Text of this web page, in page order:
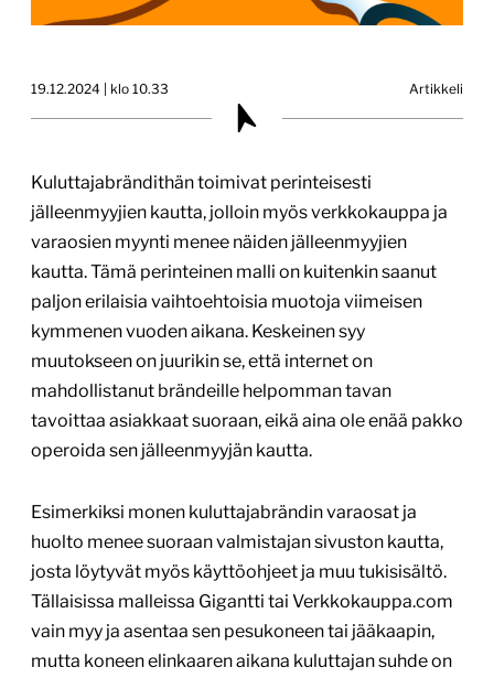
19.12.2024 | klo 10.33 Artikkeli
Kuluttajabrändithän toimivat perinteisesti
jälleenmyyjien kautta, jolloin myös verkkokauppa ja
varaosien myynti menee näiden jälleenmyyjien
kautta. Tämä perinteinen malli on kuitenkin saanut
paljon erilaisia vaihtoehtoisia muotoja viimeisen
kymmenen vuoden aikana. Keskeinen syy
muutokseen on juurikin se, että internet on
mahdollistanut brändeille helpomman tavan
tavoittaa asiakkaat suoraan, eikä aina ole enää pakko
operoida sen jälleenmyyjän kautta.
Esimerkiksi monen kuluttajabrändin varaosat ja
huolto menee suoraan valmistajan sivuston kautta,
josta löytyvät myös käyttöohjeet ja muu tukisisältö.
Tällaisissa malleissa Gigantti tai Verkkokauppa.com
vain myy ja asentaa sen pesukoneen tai jääkaapin,
mutta koneen elinkaaren aikana kuluttajan suhde on